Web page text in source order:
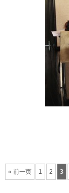
« 前一页 1 2 3